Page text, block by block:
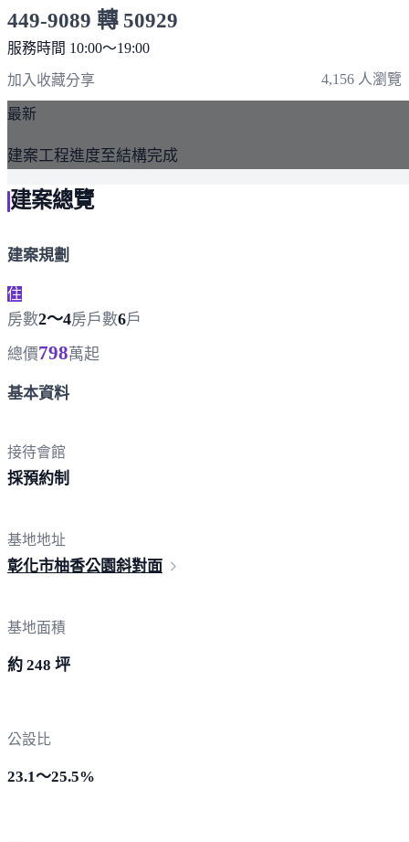
449-9089 轉 50929
服務時間 10:00～19:00
加入收藏分享 4,156 人瀏覽
最新
建案工程進度至結構完成
建案總覽
建案規劃
住
房數2～4房戶數6戶
總價798萬起
基本資料
接待會館
採預約制
基地地址
彰化市柚香公園斜對面
基地面積
約 248 坪
公設比
23.1～25.5%